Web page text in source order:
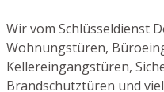
Wir vom Schlüsseldienst
Wohnungstüren,
Kellereingangstüren,
Brandschutztüren und